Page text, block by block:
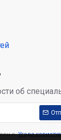
об
с Угода